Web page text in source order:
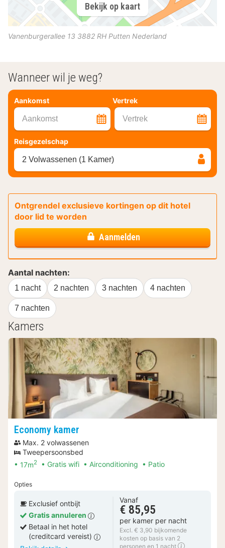
Bekijk op kaart
Vanenburgerallee 13 3882 RH Putten Nederland
Wanneer wil je weg?
Aankomst Vertrek
Aankomst Vertrek
Reisgezelschap
2 Volwassenen (1 Kamer)
Ontgrendel exclusieve kortingen op dit hotel
door lid te worden
Aanmelden
Aantal nachten:
1 nacht 2 nachten 3 nachten 4 nachten
7 nachten
Kamers
Economy kamer
Max. 2 volwassenen
Tweepersoonsbed
17m2 Gratis wifi Airconditioning Patio
Opties
Exclusief ontbijt
Gratis annuleren
Betaal in het hotel
(creditcard vereist)
Vanaf
€ 85,95
per kamer per nacht
Excl. € 3,90 bijkomende
kosten op basis van 2
personen en 1 nacht